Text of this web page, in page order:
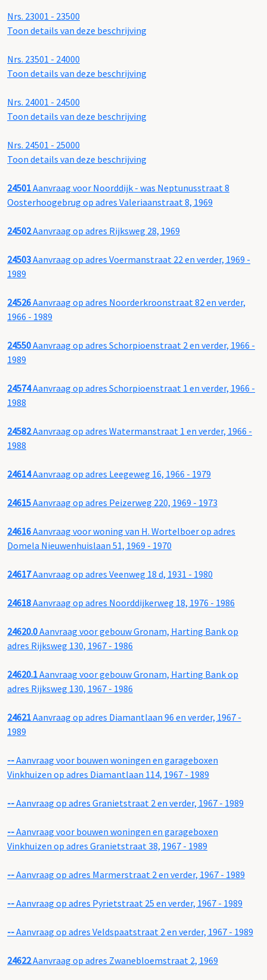
Nrs. 23001 - 23500
Toon details van deze beschrijving
Nrs. 23501 - 24000
Toon details van deze beschrijving
Nrs. 24001 - 24500
Toon details van deze beschrijving
Nrs. 24501 - 25000
Toon details van deze beschrijving
24501Aanvraag voor Noorddijk - was Neptunusstraat 8
Oosterhoogebrug op adres Valeriaanstraat 8, 1969
24502Aanvraag op adres Rijksweg 28, 1969
24503Aanvraag op adres Voermanstraat 22 en verder, 1969 -
1989
24526Aanvraag op adres Noorderkroonstraat 82 en verder,
1966 - 1989
24550Aanvraag op adres Schorpioenstraat 2 en verder, 1966 -
1989
24574Aanvraag op adres Schorpioenstraat 1 en verder, 1966 -
1988
24582Aanvraag op adres Watermanstraat 1 en verder, 1966 -
1988
24614Aanvraag op adres Leegeweg 16, 1966 - 1979
24615Aanvraag op adres Peizerweg 220, 1969 - 1973
24616Aanvraag voor woning van H. Wortelboer op adres
Domela Nieuwenhuislaan 51, 1969 - 1970
24617Aanvraag op adres Veenweg 18 d, 1931 - 1980
24618Aanvraag op adres Noorddijkerweg 18, 1976 - 1986
24620.0Aanvraag voor gebouw Gronam, Harting Bank op
adres Rijksweg 130, 1967 - 1986
24620.1Aanvraag voor gebouw Gronam, Harting Bank op
adres Rijksweg 130, 1967 - 1986
24621Aanvraag op adres Diamantlaan 96 en verder, 1967 -
1989
--Aanvraag voor bouwen woningen en garageboxen
Vinkhuizen op adres Diamantlaan 114, 1967 - 1989
--Aanvraag op adres Granietstraat 2 en verder, 1967 - 1989
--Aanvraag voor bouwen woningen en garageboxen
Vinkhuizen op adres Granietstraat 38, 1967 - 1989
--Aanvraag op adres Marmerstraat 2 en verder, 1967 - 1989
--Aanvraag op adres Pyrietstraat 25 en verder, 1967 - 1989
--Aanvraag op adres Veldspaatstraat 2 en verder, 1967 - 1989
24622Aanvraag op adres Zwanebloemstraat 2, 1969